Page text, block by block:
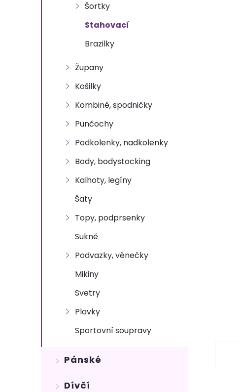
Šortky
Stahovací
Brazilky
Župany
Košilky
Kombiné, spodničky
Punčochy
Podkolenky, nadkolenky
Body, bodystocking
Kalhoty, legíny
Šaty
Topy, podprsenky
Sukně
Podvazky, věnečky
Mikiny
Svetry
Plavky
Sportovní soupravy
Pánské
Dívčí